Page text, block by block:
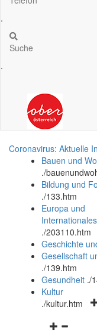
.
Suche
.
Coronavirus: Aktuelle
Bauen und
./
Bildung und
./133.htm
Europa und
Internationales
./203110.htm
Geschichte
Gesellschaft
./139.htm
Gesundheit ./
Kultur
./kultur.htm